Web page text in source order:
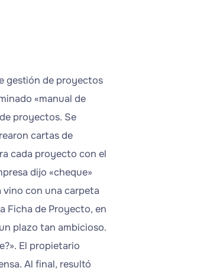
gestión de proyectos
«manual de
proyectos. Se
cartas de
cada proyecto con el
dijo «cheque»
vino con una carpeta
Ficha de Proyecto, en
plazo tan ambicioso.
El propietario
Al final, resultó